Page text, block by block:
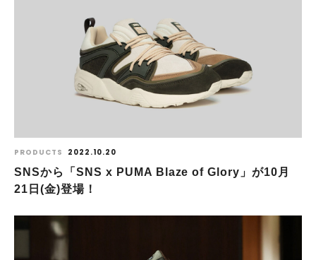
PRODUCTS 2022.10.20
SNSから「SNS x PUMA Blaze of Glory」が10月
21日(金)登場！